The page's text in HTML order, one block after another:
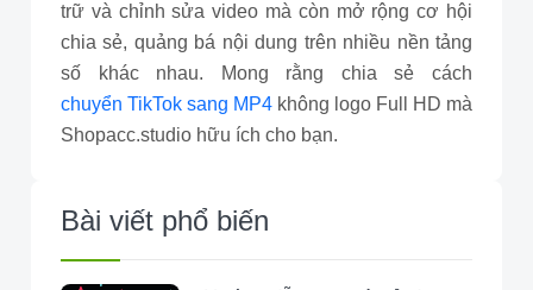
trữ và chỉnh sửa video mà còn mở rộng cơ hội
chia sẻ, quảng bá nội dung trên nhiều nền tảng
số khác nhau. Mong rằng chia sẻ cách
chuyển TikTok sang MP4 không logo Full HD mà
Shopacc.studio hữu ích cho bạn.
Bài viết phổ biến